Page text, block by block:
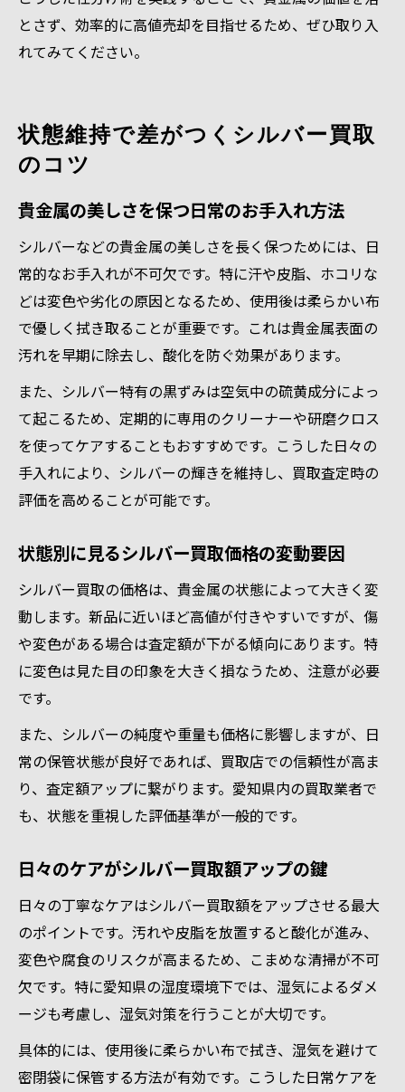
とさず、効率的に高値売却を目指せるため、ぜひ取り入
れてみてください。
状態維持で差がつくシルバー買取
のコツ
貴金属の美しさを保つ日常のお手入れ方法
シルバーなどの貴金属の美しさを長く保つためには、日
常的なお手入れが不可欠です。特に汗や皮脂、ホコリな
どは変色や劣化の原因となるため、使用後は柔らかい布
で優しく拭き取ることが重要です。これは貴金属表面の
汚れを早期に除去し、酸化を防ぐ効果があります。
また、シルバー特有の黒ずみは空気中の硫黄成分によっ
て起こるため、定期的に専用のクリーナーや研磨クロス
を使ってケアすることもおすすめです。こうした日々の
手入れにより、シルバーの輝きを維持し、買取査定時の
評価を高めることが可能です。
状態別に見るシルバー買取価格の変動要因
シルバー買取の価格は、貴金属の状態によって大きく変
動します。新品に近いほど高値が付きやすいですが、傷
や変色がある場合は査定額が下がる傾向にあります。特
に変色は見た目の印象を大きく損なうため、注意が必要
です。
また、シルバーの純度や重量も価格に影響しますが、日
常の保管状態が良好であれば、買取店での信頼性が高ま
り、査定額アップに繋がります。愛知県内の買取業者で
も、状態を重視した評価基準が一般的です。
日々のケアがシルバー買取額アップの鍵
日々の丁寧なケアはシルバー買取額をアップさせる最大
のポイントです。汚れや皮脂を放置すると酸化が進み、
変色や腐食のリスクが高まるため、こまめな清掃が不可
欠です。特に愛知県の湿度環境下では、湿気によるダメ
ージも考慮し、湿気対策を行うことが大切です。
具体的には、使用後に柔らかい布で拭き、湿気を避けて
密閉袋に保管する方法が有効です。こうした日常ケアを